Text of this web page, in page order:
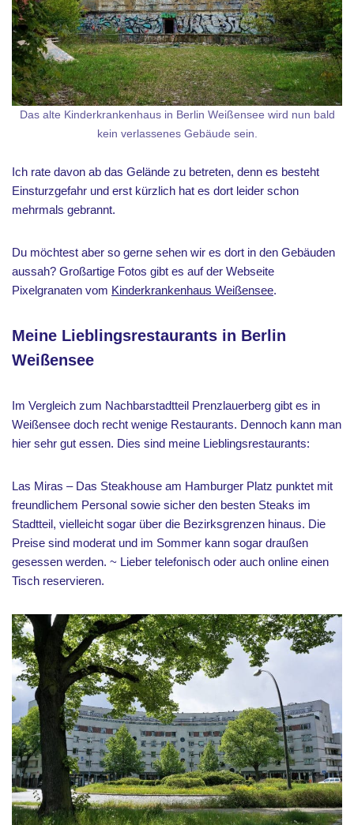
Das alte Kinderkrankenhaus in Berlin Weißensee wird nun bald
kein verlassenes Gebäude sein.
Ich rate davon ab das Gelände zu betreten, denn es besteht
Einsturzgefahr und erst kürzlich hat es dort leider schon
mehrmals gebrannt.
Du möchtest aber so gerne sehen wir es dort in den Gebäuden
aussah? Großartige Fotos gibt es auf der Webseite
Pixelgranaten vom Kinderkrankenhaus Weißensee.
Meine Lieblingsrestaurants in Berlin
Weißensee
Im Vergleich zum Nachbarstadtteil Prenzlauerberg gibt es in
Weißensee doch recht wenige Restaurants. Dennoch kann man
hier sehr gut essen. Dies sind meine Lieblingsrestaurants:
Las Miras – Das Steakhouse am Hamburger Platz punktet mit
freundlichem Personal sowie sicher den besten Steaks im
Stadtteil, vielleicht sogar über die Bezirksgrenzen hinaus. Die
Preise sind moderat und im Sommer kann sogar draußen
gesessen werden. ~ Lieber telefonisch oder auch online einen
Tisch reservieren.